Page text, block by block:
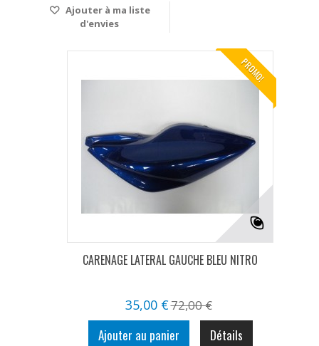
Ajouter à ma liste
d'envies
PROMO!
CARENAGE LATERAL GAUCHE BLEU NITRO
35,00 €72,00 €
Ajouter au panier Détails